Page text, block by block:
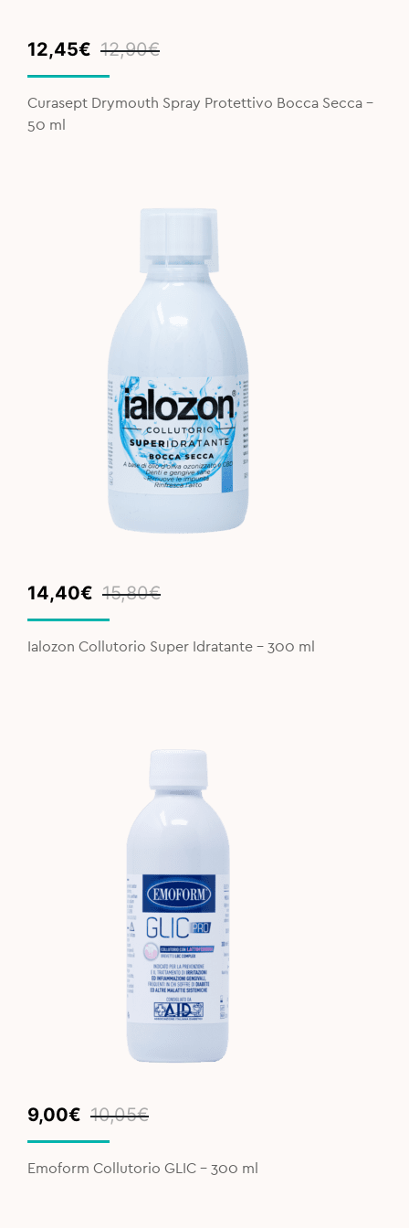
12,90€
Original
price
was:
12,90€.
12,45€
Current
price
is:
12,45€.
Curasept Drymouth Spray Protettivo Bocca Secca -
50 ml
15,80€
Original
price
was:
15,80€.
14,40€
Current
price
is:
14,40€.
Ialozon Collutorio Super Idratante - 300 ml
10,05€
Original
price
was:
10,05€.
9,00€
Current
price
is:
9,00€.
Emoform Collutorio GLIC – 300 ml